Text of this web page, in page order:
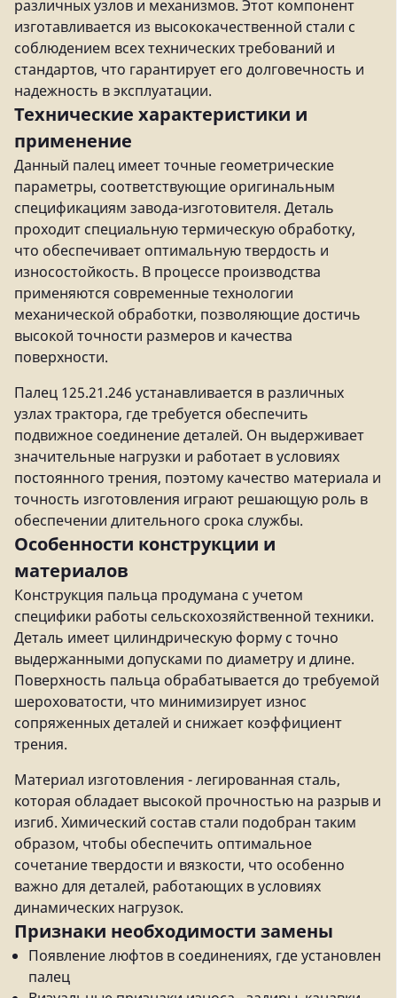
различных узлов и механизмов. Этот компонент
изготавливается из высококачественной стали с
соблюдением всех технических требований и
стандартов, что гарантирует его долговечность и
надежность в эксплуатации.
Технические характеристики и
применение
Данный палец имеет точные геометрические
параметры, соответствующие оригинальным
спецификациям завода-изготовителя. Деталь
проходит специальную термическую обработку,
что обеспечивает оптимальную твердость и
износостойкость. В процессе производства
применяются современные технологии
механической обработки, позволяющие достичь
высокой точности размеров и качества
поверхности.
Палец 125.21.246 устанавливается в различных
узлах трактора, где требуется обеспечить
подвижное соединение деталей. Он выдерживает
значительные нагрузки и работает в условиях
постоянного трения, поэтому качество материала и
точность изготовления играют решающую роль в
обеспечении длительного срока службы.
Особенности конструкции и
материалов
Конструкция пальца продумана с учетом
специфики работы сельскохозяйственной техники.
Деталь имеет цилиндрическую форму с точно
выдержанными допусками по диаметру и длине.
Поверхность пальца обрабатывается до требуемой
шероховатости, что минимизирует износ
сопряженных деталей и снижает коэффициент
трения.
Материал изготовления - легированная сталь,
которая обладает высокой прочностью на разрыв и
изгиб. Химический состав стали подобран таким
образом, чтобы обеспечить оптимальное
сочетание твердости и вязкости, что особенно
важно для деталей, работающих в условиях
динамических нагрузок.
Признаки необходимости замены
Появление люфтов в соединениях, где установлен
палец